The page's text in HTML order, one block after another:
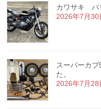
カワサキ バ
2026年7月30
スーパーカ
た。
2026年7月28